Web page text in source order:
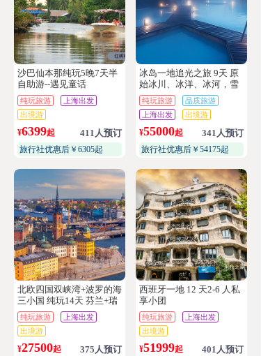
沙巴仙本那纯玩5晚7天半
自助游--遇见童话
纯玩旅游
上海出发
出境游
¥6399起 411人预订
旅行社优惠后￥6305起
冰岛一地追光之旅 9天 原
始冰川、冰洋、冰河，雪
原探险(4~6人小团）
纯玩旅游
品质旅游
上海出发
出境游
¥55000起 341人预订
旅行社优惠后￥54175起
北欧四国双峡湾+波罗的海
三小国 纯玩14天 芬兰+瑞
典+挪威+丹麦+爱沙尼亚
+拉脱维亚+立陶宛
纯玩旅游
上海出发
出境游
¥27500起 375人预订
西班牙一地 12 天2-6 人私
享小团
纯玩旅游
上海出发
出境游
¥51999起 401人预订